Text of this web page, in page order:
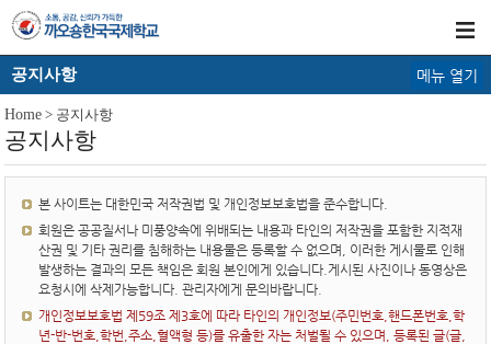
공지사항 메뉴 열기
Home > 공지사항
공지사항
본 사이트는 대한민국 저작권법 및 개인정보보호법을 준수합니다.
회원은 공공질서나 미풍양속에 위배되는 내용과 타인의 저작권을 포함한 지적재
산권 및 기타 권리를 침해하는 내용물은 등록할 수 없으며, 이러한 게시물로 인해
발생하는 결과의 모든 책임은 회원 본인에게 있습니다.게시된 사진이나 동영상은
요청시에 삭제가능합니다. 관리자에게 문의바랍니다.
개인정보보호법 제59조 제3호에 따라 타인의 개인정보(주민번호,핸드폰번호,학
년-반-번호,학번,주소,혈액형 등)를 유출한 자는 처벌될 수 있으며, 등록된 글(글,